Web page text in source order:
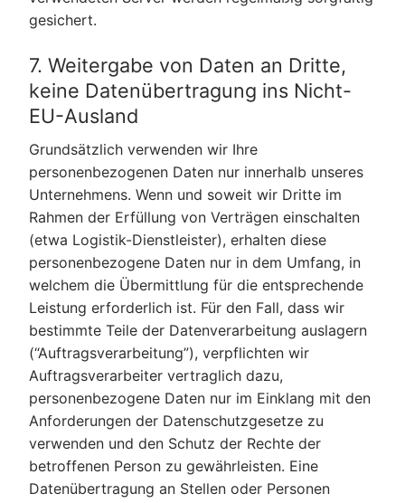
gesichert.
7. Weitergabe von Daten an Dritte,
keine Datenübertragung ins Nicht-
EU-Ausland
Grundsätzlich verwenden wir Ihre
personenbezogenen Daten nur innerhalb unseres
Unternehmens. Wenn und soweit wir Dritte im
Rahmen der Erfüllung von Verträgen einschalten
(etwa Logistik-Dienstleister), erhalten diese
personenbezogene Daten nur in dem Umfang, in
welchem die Übermittlung für die entsprechende
Leistung erforderlich ist. Für den Fall, dass wir
bestimmte Teile der Datenverarbeitung auslagern
(“Auftragsverarbeitung”), verpflichten wir
Auftragsverarbeiter vertraglich dazu,
personenbezogene Daten nur im Einklang mit den
Anforderungen der Datenschutzgesetze zu
verwenden und den Schutz der Rechte der
betroffenen Person zu gewährleisten. Eine
Datenübertragung an Stellen oder Personen